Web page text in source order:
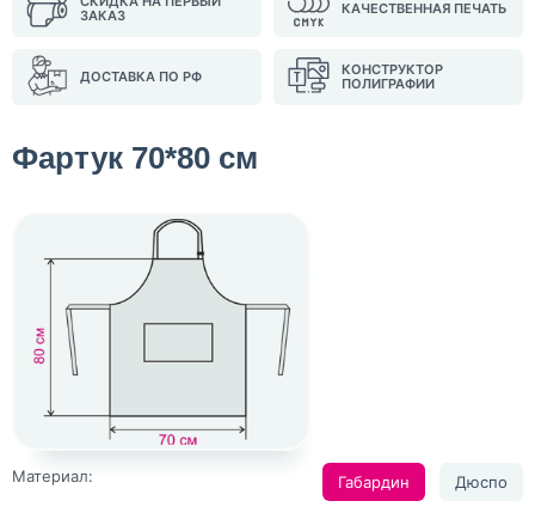
ЗАКАЗ
КАЧЕСТВЕННАЯ ПЕЧАТЬ
ДОСТАВКА ПО РФ
КОНСТРУКТОР
ПОЛИГРАФИИ
Фартук 70*80 см
Материал: Габардин Дюспо